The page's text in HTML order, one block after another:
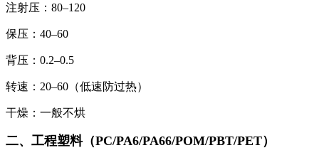
注射压：80–120
保压：40–60
背压：0.2–0.5
转速：20–60（低速防过热）
干燥：一般不烘
二、工程塑料（PC/PA6/PA66/POM/PBT/PET）